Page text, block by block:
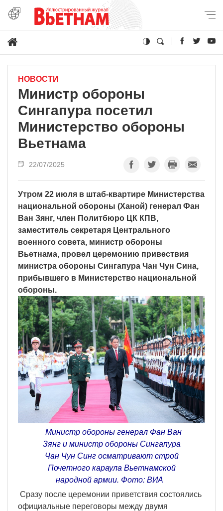
НОВОСТИ
Министр обороны
Сингапура посетил
Министерство обороны
Вьетнама
22/07/2025
Утром 22 июля в штаб-квартире Министерства
национальной обороны (Ханой) генерал Фан
Ван Зянг, член Политбюро ЦК КПВ,
заместитель секретаря Центрального
военного совета, министр обороны
Вьетнама, провел церемонию привествия
министра обороны Сингапура Чан Чун Сина,
прибывшего в Министерство национальной
обороны.
Министр обороны генерал Фан Ван
Зянг и министр обороны Сингапура
Чан Чун Синг осматривают строй
Почетного караула Вьетнамской
народной армии. Фото: ВИА
Сразу после церемонии приветствия состоялись
официальные переговоры между двумя